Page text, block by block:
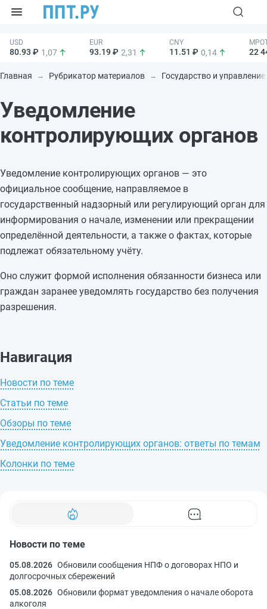
80.93 ₽ 1,07 93.19 ₽ 2,31 11.51 ₽ 0,14 22
Главная Рубрикатор материалов Государство и управление
Уведомление
контролирующих органов
Уведомление контролирующих органов — это
официальное сообщение, направляемое в
государственный надзорный или регулирующий орган для
информирования о начале, изменении или прекращении
определённой деятельности, а также о фактах, которые
подлежат обязательному учёту.
Оно служит формой исполнения обязанности бизнеса или
граждан заранее уведомлять государство без получения
разрешения.
Новости по теме
05.08.2026 Обновили сообщения НПФ о договорах НПО и
долгосрочных сбережений
05.08.2026 Обновили формат уведомления о начале оборота
алкоголя
Навигация
Новости по теме
Статьи по теме
Обзоры по теме
Уведомление контролирующих органов: ответы по темам
Колонки по теме